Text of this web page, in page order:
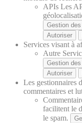
APIs Les
Gestion
Autoriser
Services visant à
Autre
Gestion
Autoriser
Les gestionnaires
commentaires et
facilitent le
le spam.